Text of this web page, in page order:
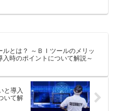
ルとは？ ～ＢＩツールのメリッ
入時のポイントについて解説～
と導入
いて解